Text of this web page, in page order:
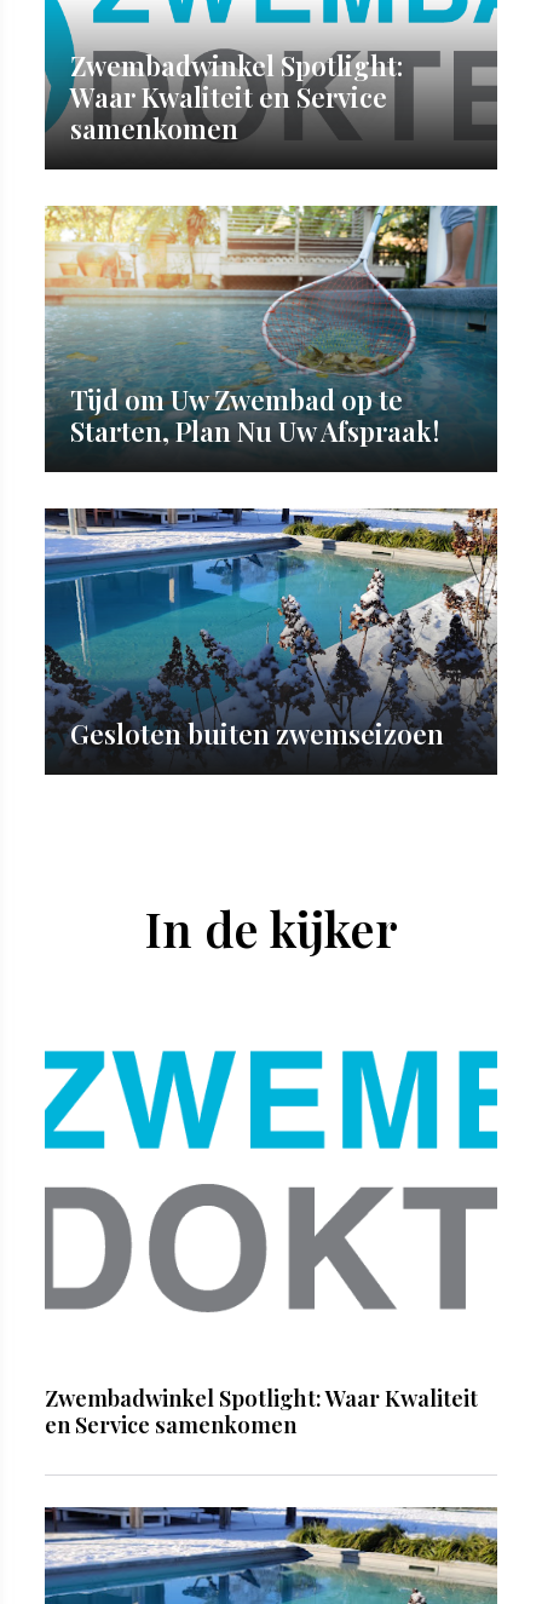
Zwembadwinkel Spotlight:
Waar Kwaliteit en Service
samenkomen
Tijd om Uw Zwembad op te
Starten, Plan Nu Uw Afspraak!
Gesloten buiten zwemseizoen
In de kijker
Zwembadwinkel Spotlight: Waar Kwaliteit
en Service samenkomen